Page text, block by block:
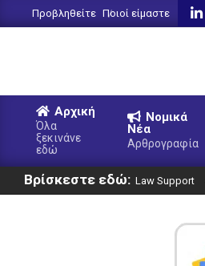
to
Προβληθείτε Ποιοί είμαστε
Primary
Menu
Αρχική
Όλα
ξεκινάνε
εδώ
Νομικά
Νέα
Αρθρογραφία
Βρίσκεστε εδώ: Law Support